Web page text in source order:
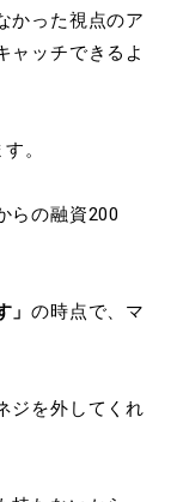
かった視点のア
ャッチできるよ
。
らの融資200
」の時点で、マ
ジを外してくれ